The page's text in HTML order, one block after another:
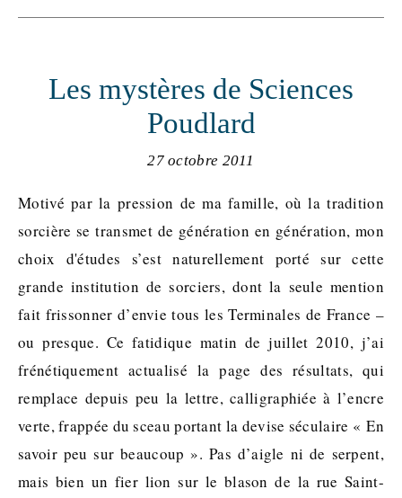
Les mystères de Sciences
Poudlard
27 octobre 2011
Motivé par la pression de ma famille, où la tradition
sorcière se transmet de génération en génération, mon
choix d'études s’est naturellement porté sur cette
grande institution de sorciers, dont la seule mention
fait frissonner d’envie tous les Terminales de France –
ou presque. Ce fatidique matin de juillet 2010, j’ai
frénétiquement actualisé la page des résultats, qui
remplace depuis peu la lettre, calligraphiée à l’encre
verte, frappée du sceau portant la devise séculaire « En
savoir peu sur beaucoup ». Pas d’aigle ni de serpent,
mais bien un fier lion sur le blason de la rue Saint-